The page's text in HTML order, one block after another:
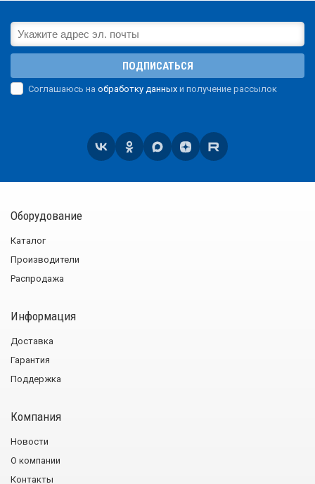
ПОДПИСАТЬСЯ
Соглашаюсь на обработку данных и получение рассылок
Оборудование
Каталог
Производители
Распродажа
Информация
Доставка
Гарантия
Поддержка
Компания
Новости
О компании
Контакты